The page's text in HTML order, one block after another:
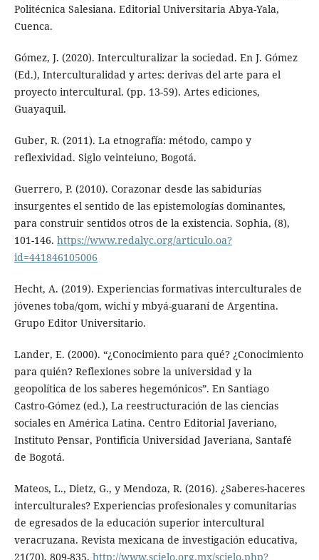
Politécnica Salesiana. Editorial Universitaria Abya-Yala,
Cuenca.
Gómez, J. (2020). Interculturalizar la sociedad. En J. Gómez
(Ed.), Interculturalidad y artes: derivas del arte para el
proyecto intercultural. (pp. 13-59). Artes ediciones,
Guayaquil.
Guber, R. (2011). La etnografía: método, campo y
reflexividad. Siglo veinteiuno, Bogotá.
Guerrero, P. (2010). Corazonar desde las sabidurías
insurgentes el sentido de las epistemologías dominantes,
para construir sentidos otros de la existencia. Sophia, (8),
101-146. https://www.redalyc.org/articulo.oa?
id=441846105006
Hecht, A. (2019). Experiencias formativas interculturales de
jóvenes toba/qom, wichí y mbyá-guaraní de Argentina.
Grupo Editor Universitario.
Lander, E. (2000). “¿Conocimiento para qué? ¿Conocimiento
para quién? Reflexiones sobre la universidad y la
geopolítica de los saberes hegemónicos”. En Santiago
Castro-Gómez (ed.), La reestructuración de las ciencias
sociales en América Latina. Centro Editorial Javeriano,
Instituto Pensar, Pontificia Universidad Javeriana, Santafé
de Bogotá.
Mateos, L., Dietz, G., y Mendoza, R. (2016). ¿Saberes-haceres
interculturales? Experiencias profesionales y comunitarias
de egresados de la educación superior intercultural
veracruzana. Revista mexicana de investigación educativa,
21(70), 809-835. http://www.scielo.org.mx/scielo.php?